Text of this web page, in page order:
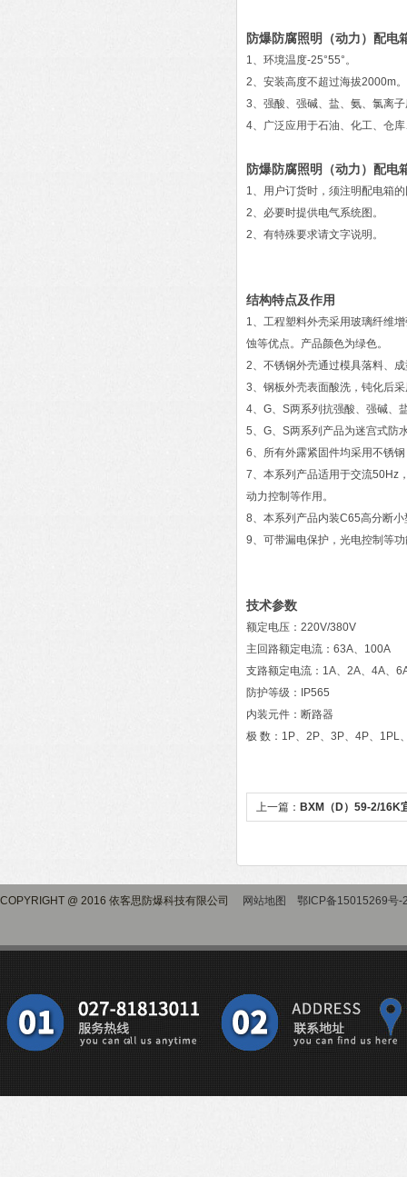
防爆防腐照明（动力）配电
1、环境温度-25°55°。
2、安装高度不超过海拔2000m。
3、强酸、强碱、盐、氨、氯离
4、广泛应用于石油、化工、仓
防爆防腐照明（动力）配电
1、用户订货时，须注明配电箱
2、必要时提供电气系统图。
2、有特殊要求请文字说明。
结构特点及作用
1、工程塑料外壳采用玻璃纤维
蚀等优点。产品颜色为绿色。
2、不锈钢外壳通过模具落料、
3、钢板外壳表面酸洗，钝化后
4、G、S两系列抗强酸、强碱、
5、G、S两系列产品为迷宫式防
6、所有外露紧固件均采用不锈
7、本系列产品适用于交流50Hz
动力控制等作用。
8、本系列产品内装C65高分断小
9、可带漏电保护，光电控制等
技术参数
额定电压：220V/380V
主回路额定电流：63A、100A
支路额定电流：1A、2A、4A、
防护等级：IP565
内装元件：断路器
极 数：1P、2P、3P、4P、1PL
上一篇： BXM（D）59-2/16K
COPYRIGHT @ 2016 依客思防爆科技有限公司 网站地图 鄂ICP备15015269号-